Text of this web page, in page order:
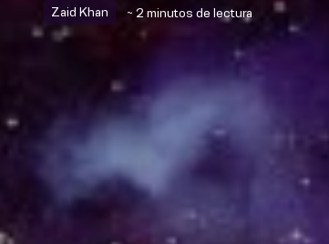
Zaid Khan ~ 2 minutos de lectura